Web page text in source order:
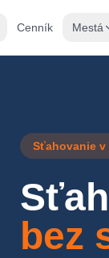
Cenník Mestá
Sťahovanie v
bez